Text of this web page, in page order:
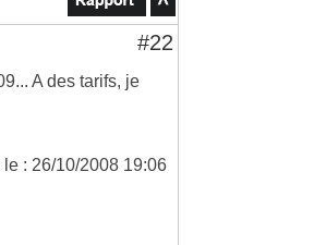
#22
A des tarifs, je
le : 26/10/2008 19:06